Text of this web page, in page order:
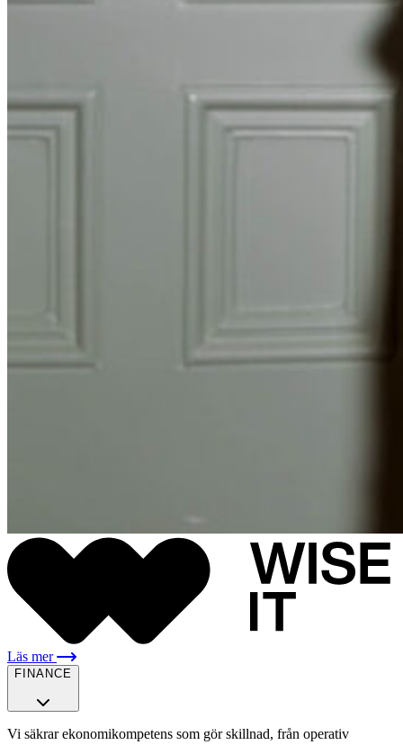
Läs mer
FINANCE
Vi säkrar ekonomikompetens som gör skillnad, från operativ